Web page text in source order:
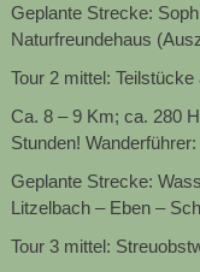
Geplante Strecke:
Naturfreundehaus
Tour 2 mittel: Teilstücke
Ca. 8 – 9 Km; ca. 280
Stunden!
Geplante Strecke:
Litzelbach – Eben –
Tour 3 mittel: